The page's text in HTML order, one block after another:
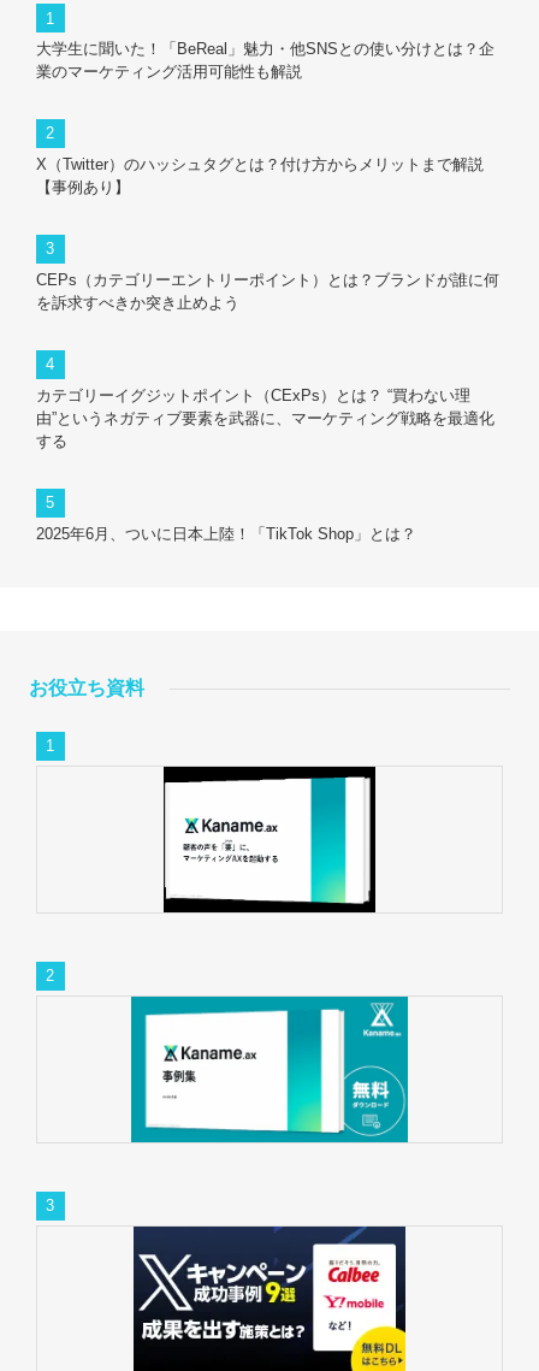
大学生に聞いた！「BeReal」魅力・他SNSとの使い分けとは？企
業のマーケティング活用可能性も解説
X（Twitter）のハッシュタグとは？付け方からメリットまで解説
【事例あり】
CEPs（カテゴリーエントリーポイント）とは？ブランドが誰に何
を訴求すべきか突き止めよう
カテゴリーイグジットポイント（CExPs）とは？ “買わない理
由”というネガティブ要素を武器に、マーケティング戦略を最適化
する
2025年6月、ついに日本上陸！「TikTok Shop」とは？
お役立ち資料